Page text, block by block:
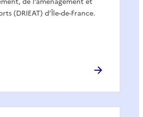
(DRIEAT) d’Île-de-France.